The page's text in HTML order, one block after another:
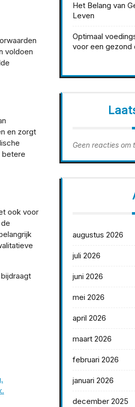
voldoen
en zorgt
betere
ook voor
Het Belang van
Leven
Optimaal
voor een gezond
Geen reacties om
augustus 2026
juli 2026
juni 2026
mei 2026
april 2026
maart 2026
februari 2026
januari 2026
december 2025